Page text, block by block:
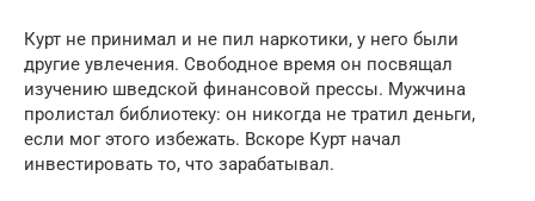
Курт не принимал и не пил наркотики, у него были
другие увлечения. Свободное время он посвящал
изучению шведской финансовой прессы. Мужчина
пролистал библиотеку: он никогда не тратил деньги,
если мог этого избежать. Вскоре Курт начал
инвестировать то, что зарабатывал.